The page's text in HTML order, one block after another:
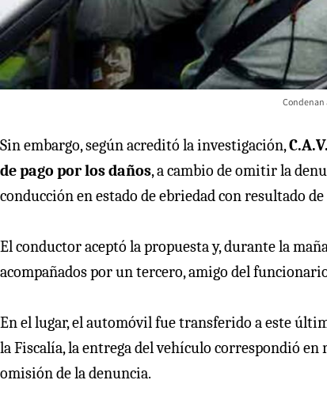
Condenan
Sin embargo, según acreditó la investigación,
de pago por los daños, a cambio de omitir la
conducción en estado de ebriedad con resultado de
El conductor aceptó la propuesta y, durante la
acompañados por un tercero, amigo del
En el lugar, el automóvil fue transferido a este
la Fiscalía, la entrega del vehículo correspondió
omisión de la denuncia.